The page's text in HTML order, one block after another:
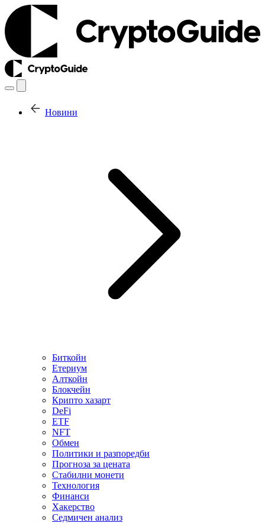
Новини
Биткойн
Етериум
Алткойн
Блокчейн
Крипто хазарт
DeFi
ETF
NFT
Обмен
Политики и разпоредби
Прогноза за цената
Стабилни монети
Технология
Финанси
Хакерство
Седмичен анализ